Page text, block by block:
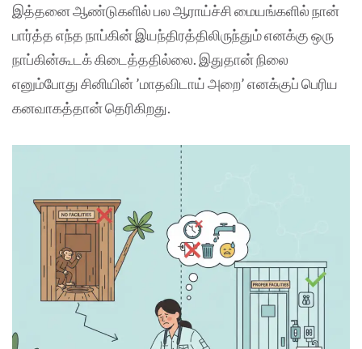
இத்தனை ஆண்டுகளில் பல ஆராய்ச்சி மையங்களில் நான்
பார்த்த எந்த நாப்கின் இயந்திரத்திலிருந்தும் எனக்கு ஒரு
நாப்கின்கூடக் கிடைத்ததில்லை. இதுதான் நிலை
எனும்போது சினியின் ’மாதவிடாய் அறை’ எனக்குப் பெரிய
கனவாகத்தான் தெரிகிறது.